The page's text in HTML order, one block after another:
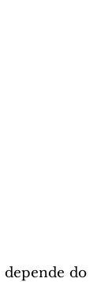
depende do